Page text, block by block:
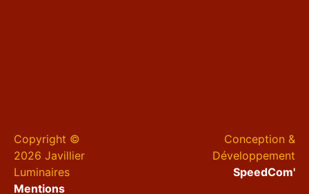
Copyright ©
2026 Javillier
Luminaires
Mentions
Conception &
Développement
SpeedCom'